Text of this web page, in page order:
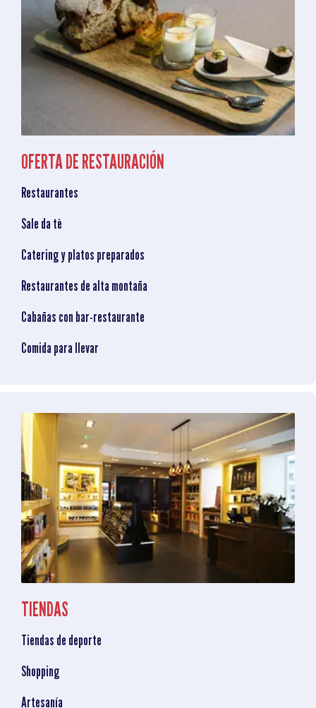
OFERTA DE RESTAURACIÓN
Restaurantes
Sale da tè
Catering y platos preparados
Restaurantes de alta montaña
Cabañas con bar-restaurante
Comida para llevar
TIENDAS
Tiendas de deporte
Shopping
Artesanía